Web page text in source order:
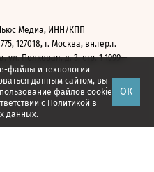
файлы и технологии
данным сайтом, вы
файлов cookie
с Политикой в
данных.
ОК
Медиа, ИНН/КПП
127018, г. Москва, вн.тер.г.
Полковая, д. 3, стр. 1 1999—